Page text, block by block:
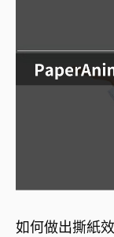
如何做出撕紙